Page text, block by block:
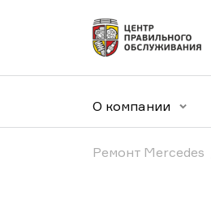
О компании
Ремонт Mercedes